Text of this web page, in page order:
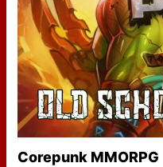
Corepunk MMORPG